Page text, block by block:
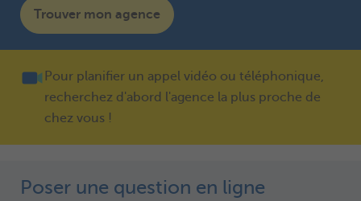
Trouver mon agence
Pour planifier un appel vidéo ou téléphonique,
recherchez d'abord l'agence la plus proche de
chez vous !
Poser une question en ligne